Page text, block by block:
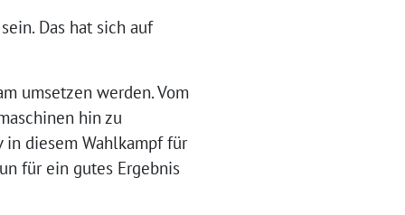
Das hat sich auf
umsetzen werden. Vom
hin zu
in diesem Wahlkampf für
für ein gutes Ergebnis